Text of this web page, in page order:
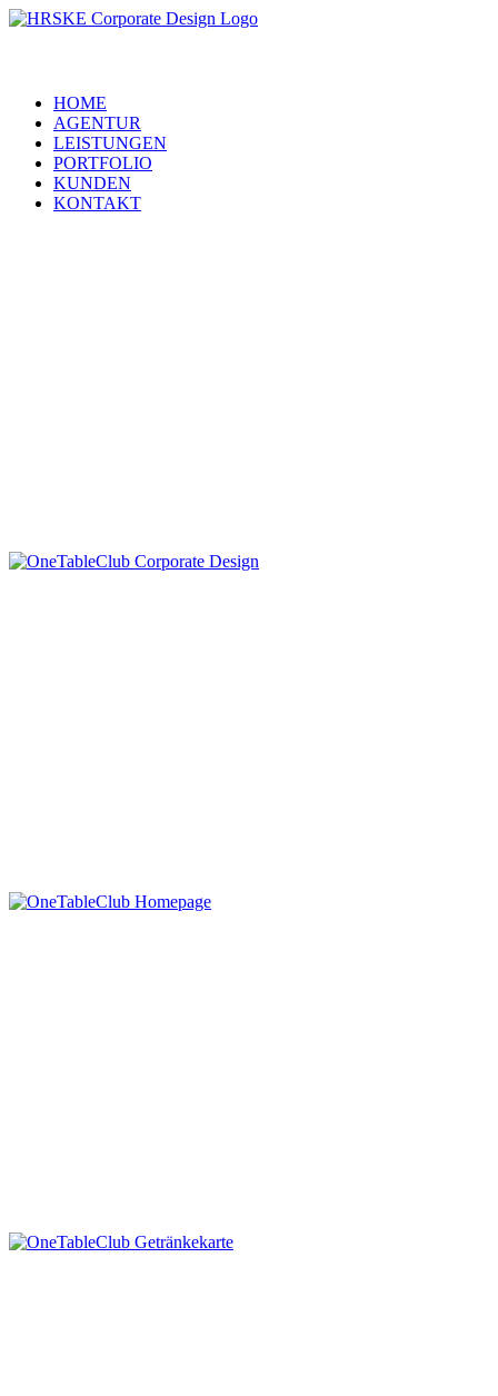
HOME
AGENTUR
LEISTUNGEN
PORTFOLIO
KUNDEN
KONTAKT